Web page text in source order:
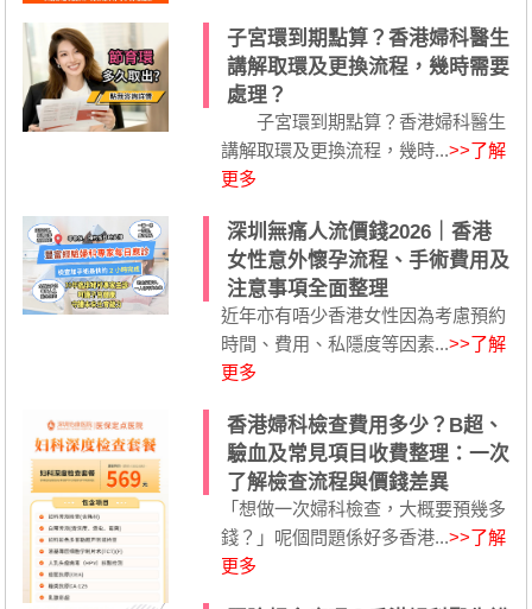
子宮環到期點算？香港婦科醫生
講解取環及更換流程，幾時需要
處理？
子宮環到期點算？香港婦科醫生
講解取環及更換流程，幾時...>>了解
更多
深圳無痛人流價錢2026｜香港
女性意外懷孕流程、手術費用及
注意事項全面整理
近年亦有唔少香港女性因為考慮預約
時間、費用、私隱度等因素...>>了解
更多
香港婦科檢查費用多少？B超、
驗血及常見項目收費整理：一次
了解檢查流程與價錢差異
「想做一次婦科檢查，大概要預幾多
錢？」呢個問題係好多香港...>>了解
更多